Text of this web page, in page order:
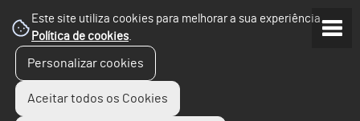
Este site utiliza cookies para melhorar a sua experiência.
Política de cookies.
Personalizar cookies
Aceitar todos os Cookies